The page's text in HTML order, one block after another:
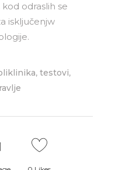
odraslih se
isključenjw
, testovi,